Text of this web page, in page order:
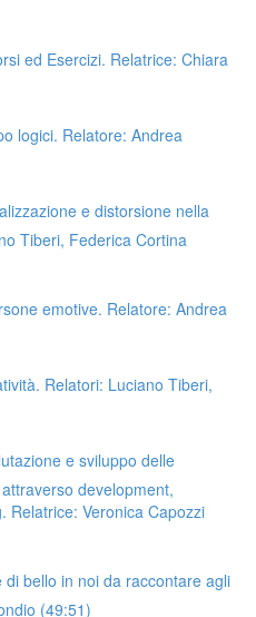
ed Esercizi. Relatrice: Chiara
logici. Relatore: Andrea
e distorsione nella
Tiberi, Federica Cortina
emotive. Relatore: Andrea
Relatori: Luciano Tiberi,
e sviluppo delle
development,
Relatrice: Veronica Capozzi
di bello in noi da raccontare agli
(49:51)